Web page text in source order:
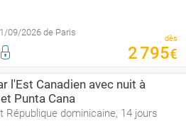
09/2026 de Paris
dès
2795€
l'Est Canadien avec nuit à
Punta Cana
République dominicaine, 14 jours